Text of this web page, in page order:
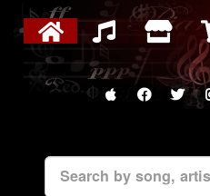
Search by song,